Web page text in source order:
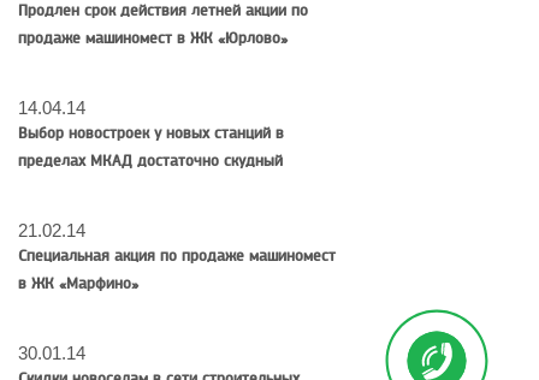
Продлен срок действия летней акции по
продаже машиномест в ЖК «Юрлово»
14.04.14
Выбор новостроек у новых станций в
пределах МКАД достаточно скудный
21.02.14
Специальная акция по продаже машиномест
в ЖК «Марфино»
30.01.14